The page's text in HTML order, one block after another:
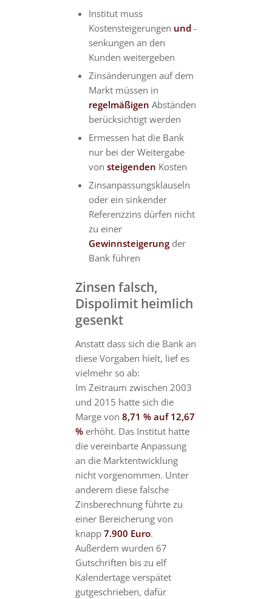
Institut muss
Kostensteigerungen und-
senkungen an den
Kunden weitergeben
Zinsänderungen auf dem
Markt müssen in
regelmäßigen Abständen
berücksichtigt werden
Ermessen hat die Bank
nur bei der Weitergabe
von steigenden Kosten
Zinsanpassungsklauseln
oder ein sinkender
Referenzzins dürfen nicht
zu einer
Gewinnsteigerungder
Bank führen
Zinsen falsch,
Dispolimit heimlich
gesenkt
Anstatt dass sich die Bank an
diese Vorgaben hielt, lief es
vielmehr so ab:
Im Zeitraum zwischen 2003
und 2015 hatte sich die
Marge von 8,71 % auf 12,67
%erhöht. Das Institut hatte
die vereinbarte Anpassung
an die Marktentwicklung
nicht vorgenommen. Unter
anderem diese falsche
Zinsberechnung führte zu
einer Bereicherung von
knapp 7.900 Euro.
Außerdem wurden 67
Gutschriften bis zu elf
Kalendertage verspätet
gutgeschrieben, dafür